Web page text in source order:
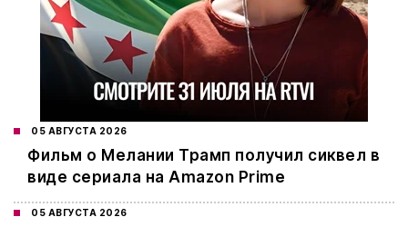
05 АВГУСТА 2026
Фильм о Мелании Трамп получил сиквел в
виде сериала на Amazon Prime
05 АВГУСТА 2026